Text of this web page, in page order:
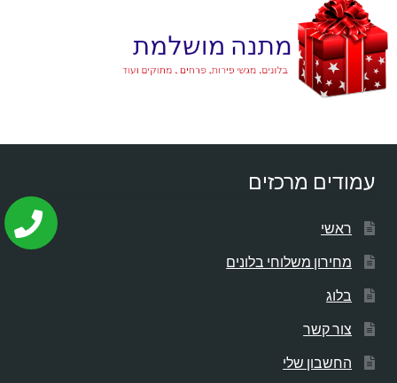
עמודים מרכזים
ראשי
מחירון משלוחי בלונים
בלוג
צור קשר
החשבון שלי